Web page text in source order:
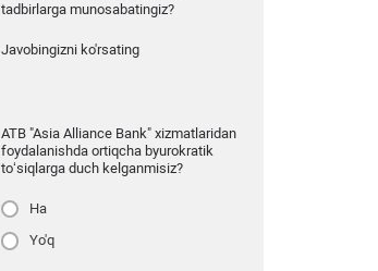
tadbirlarga munosabatingiz?
Javobingizni ko'rsating
ATB "Asia Alliance Bank" xizmatlaridan
foydalanishda ortiqcha byurokratik
to‘siqlarga duch kelganmisiz?
Ha
Yo'q